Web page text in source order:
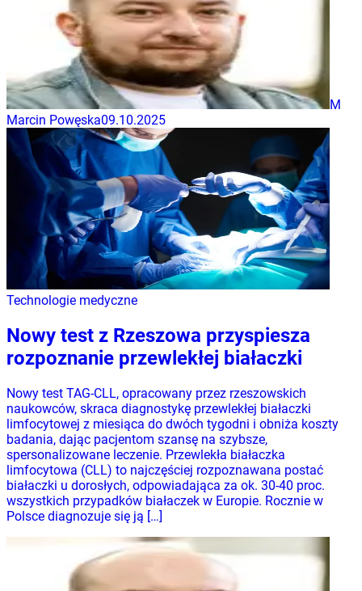
M
Marcin Powęska09.10.2025
Technologie medyczne
Nowy test z Rzeszowa przyspiesza
rozpoznanie przewlekłej białaczki
Nowy test TAG-CLL, opracowany przez rzeszowskich
naukowców, skraca diagnostykę przewlekłej białaczki
limfocytowej z miesiąca do dwóch tygodni i obniża koszty
badania, dając pacjentom szansę na szybsze,
spersonalizowane leczenie. Przewlekła białaczka
limfocytowa (CLL) to najczęściej rozpoznawana postać
białaczki u dorosłych, odpowiadająca za ok. 30-40 proc.
wszystkich przypadków białaczek w Europie. Rocznie w
Polsce diagnozuje się ją […]